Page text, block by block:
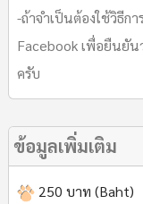
-ถ้าจำเป็นต้องใช้วิธีก
Facebook เพื่อยืนยั
ครับ
ข้อมูลเพิ่มเติม
250 บาท (Baht)